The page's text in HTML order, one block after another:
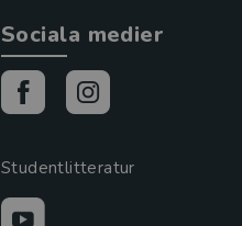
Sociala medier
Studentlitteratur